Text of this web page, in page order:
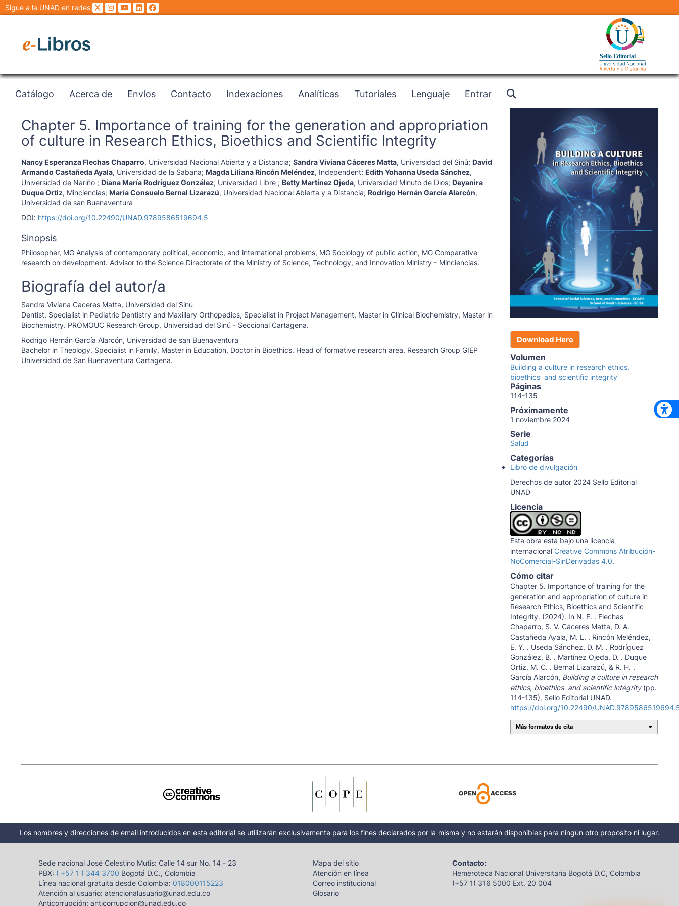
Sigue a la UNAD en redes:
Catálogo Acerca de Envíos Contacto Indexaciones Analíticas Tutoriales Lenguaje Entrar
Chapter 5. Importance of training for the generation and appropriation
of culture in Research Ethics, Bioethics and Scientific Integrity
Nancy Esperanza Flechas Chaparro, Universidad Nacional Abierta y a Distancia; Sandra Viviana Cáceres Matta, Universidad del Sinú; David
Armando Castañeda Ayala, Universidad de la Sabana; Magda Liliana Rincón Meléndez, Independent; Edith Yohanna Useda Sánchez,
Universidad de Nariño ; Diana María Rodríguez González, Universidad Libre ; Betty Martínez Ojeda, Universidad Minuto de Dios; Deyanira
Duque Ortiz, Minciencias; María Consuelo Bernal Lizarazú, Universidad Nacional Abierta y a Distancia; Rodrigo Hernán García Alarcón,
Universidad de san Buenaventura
DOI: https://doi.org/10.22490/UNAD.9789586519694.5
Sinopsis
Philosopher, MG Analysis of contemporary political, economic, and international problems, MG Sociology of public action, MG Comparative
research on development. Advisor to the Science Directorate of the Ministry of Science, Technology, and Innovation Ministry - Minciencias.
Biografía del autor/a
Sandra Viviana Cáceres Matta, Universidad del Sinú
Dentist, Specialist in Pediatric Dentistry and Maxillary Orthopedics, Specialist in Project Management, Master in Clinical Biochemistry, Master in
Biochemistry. PROMOUC Research Group, Universidad del Sinú - Seccional Cartagena.
Rodrigo Hernán García Alarcón, Universidad de san Buenaventura
Bachelor in Theology, Specialist in Family, Master in Education, Doctor in Bioethics. Head of formative research area. Research Group GIEP
Universidad de San Buenaventura Cartagena.
Download Here
Volumen
Building a culture in research ethics,
bioethics and scientific integrity
Páginas
114-135
Próximamente
1 noviembre 2024
Serie
Salud
Categorías
Libro de divulgación
Derechos de autor 2024 Sello Editorial
UNAD
Licencia
Esta obra está bajo una licencia
internacional Creative Commons Atribución-
NoComercial-SinDerivadas 4.0.
Cómo citar
Chapter 5. Importance of training for the
generation and appropriation of culture in
Research Ethics, Bioethics and Scientific
Integrity. (2024). In N. E. . Flechas
Chaparro, S. V. Cáceres Matta, D. A.
Castañeda Ayala, M. L. . Rincón Meléndez,
E. Y. . Useda Sánchez, D. M. . Rodríguez
González, B. . Martínez Ojeda, D. . Duque
Ortiz, M. C. . Bernal Lizarazú, & R. H. .
García Alarcón, Building a culture in research
ethics, bioethics and scientific integrity(pp.
114-135). Sello Editorial UNAD.
https://doi.org/10.22490/
Más formatos de cita
Los nombres y direcciones de email introducidos en esta editorial se utilizarán exclusivamente para los fines declarados por la misma y no estarán disponibles para ningún otro propósito ni lugar.
Sede nacional José Celestino Mutis: Calle 14 sur No. 14 - 23
PBX: ( +57 1 ) 344 3700 Bogotá D.C., Colombia
Línea nacional gratuita desde Colombia: 018000115223
Atención al usuario: atencionalusuario@unad.edu.co
Anticorrupción: anticorrupcion@unad.edu.co
Mapa del sitio
Atención en línea
Correo institucional
Glosario
Contacto:
Hemeroteca Nacional Universitaria Bogotá D.C, Colombia
(+57 1) 316 5000 Ext. 20 004